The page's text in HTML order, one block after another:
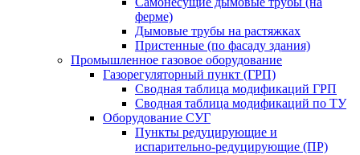
ферме)
Дымовые трубы на растяжках
Пристенные (по фасаду здания)
Промышленное газовое оборудование
Газорегуляторный пункт (ГРП)
Сводная таблица модификаций ГРП
Сводная таблица модификаций по ТУ
Оборудование СУГ
Пункты редуцирующие и
испарительно-редуцирующие (ПР)